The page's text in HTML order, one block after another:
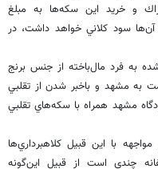
و خريد اين سكه‌ها به مبلغ
آن‌ها سود كلاني خواهد داشت، در
به فرد مال‌باخته از جنس برنج
به مشهد و باخبر شدن از تقلبي
مشهد همراه با سكه‌هاي تقلبي
با اين قبيل كلاهبرداري‌ها
چندي است از قبيل اين‌گونه